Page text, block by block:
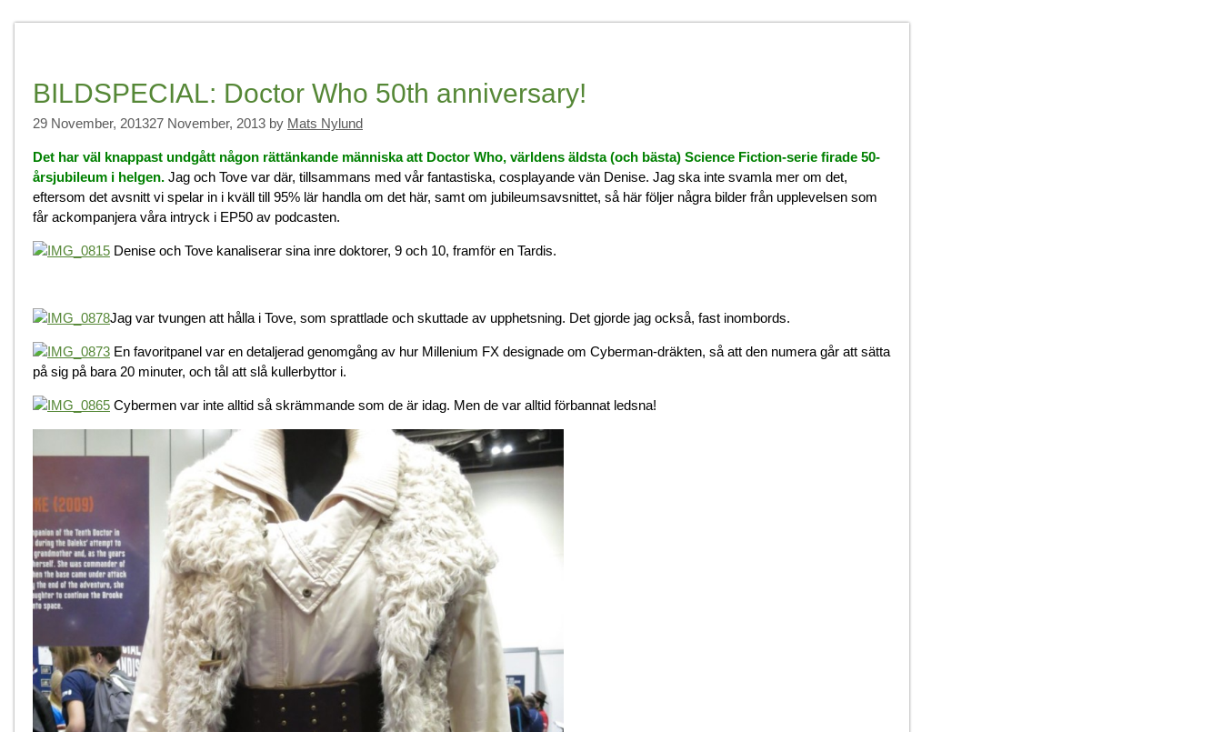
BILDSPECIAL: Doctor Who 50th anniversary!
29 November, 201327 November, 2013 by Mats Nylund
Det har väl knappast undgått någon rättänkande människa att Doctor Who, världens äldsta (och bästa) Science Fiction-serie firade 50-
årsjubileum i helgen. Jag och Tove var där, tillsammans med vår fantastiska, cosplayande vän Denise. Jag ska inte svamla mer om det,
eftersom det avsnitt vi spelar in i kväll till 95% lär handla om det här, samt om jubileumsavsnittet, så här följer några bilder från upplevelsen som
får ackompanjera våra intryck i EP50 av podcasten.
Denise och Tove kanaliserar sina inre doktorer, 9 och 10, framför en Tardis.
Jag var tvungen att hålla i Tove, som sprattlade och skuttade av upphetsning. Det gjorde jag också, fast inombords.
En favoritpanel var en detaljerad genomgång av hur Millenium FX designade om Cyberman-dräkten, så att den numera går att sätta
på sig på bara 20 minuter, och tål att slå kullerbyttor i.
Cybermen var inte alltid så skrämmande som de är idag. Men de var alltid förbannat ledsna!